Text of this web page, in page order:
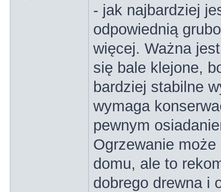
- jak najbardziej
odpowiednią
więcej. Ważna
się bale klejone,
bardziej stabilne
wymaga
pewnym
Ogrzewanie
domu, ale to
dobrego drewna i